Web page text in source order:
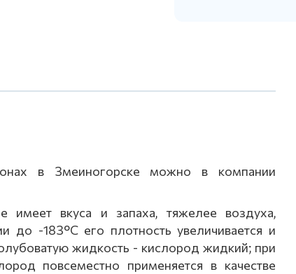
в Змеиногорске можно в компании
имеет вкуса и запаха, тяжелее воздуха,
до -183°С его плотность увеличивается и
жидкость - кислород жидкий; при
повсеместно применяется в качестве